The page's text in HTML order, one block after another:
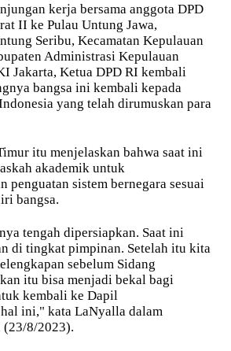
kerja bersama anggota DPD
II ke Pulau Untung Jawa,
Seribu, Kecamatan Kepulauan
Administrasi Kepulauan
Jakarta, Ketua DPD RI kembali
bangsa ini kembali kepada
yang telah dirumuskan para
itu menjelaskan bahwa saat ini
akademik untuk
penguatan sistem bernegara sesuai
bangsa.
tengah dipersiapkan. Saat ini
di tingkat pimpinan. Setelah itu kita
sebelum Sidang
itu bisa menjadi bekal bagi
kembali ke Dapil
ini," kata LaNyalla dalam
(23/8/2023).